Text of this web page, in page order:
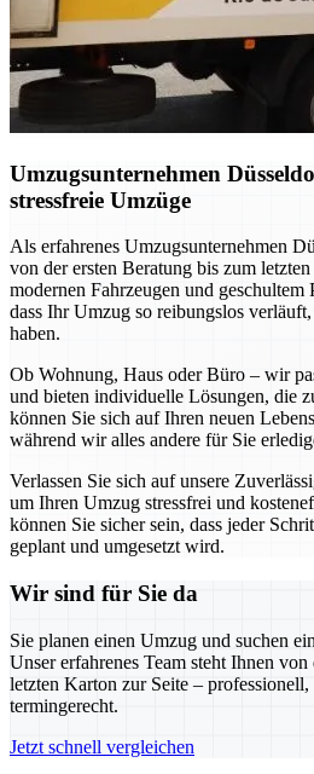
Umzugsunternehmen
stressfreie Umzüge
Als erfahrenes Umzugsunternehmen
von der ersten Beratung bis zum
modernen Fahrzeugen und geschultem
dass Ihr Umzug so reibungslos
haben.
Ob Wohnung, Haus oder Büro – wir
und bieten individuelle Lösungen, die
können Sie sich auf Ihren neuen
während wir alles andere für Sie
Verlassen Sie sich auf unsere
um Ihren Umzug stressfrei und
können Sie sicher sein, dass jeder
geplant und umgesetzt wird.
Wir sind für Sie da
Sie planen einen Umzug und suchen
Unser erfahrenes Team steht Ihnen
letzten Karton zur Seite – professionell,
termingerecht.
Jetzt schnell vergleichen